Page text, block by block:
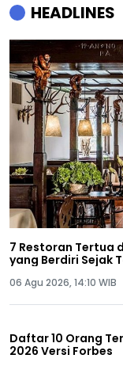
HEADLINES
7 Restoran Tertua
yang Berdiri Sejak
06 Agu 2026, 14:10 WIB
Daftar 10 Orang
2026 Versi Forbes